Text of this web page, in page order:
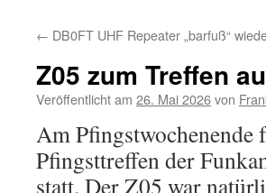
← DB0FT UHF Repeater „barfuß“
Z05 zum Treffen
Veröffentlicht am 26. Mai 2026von
Am Pfingstwochenende
Pfingsttreffen der
statt. Der Z05 war